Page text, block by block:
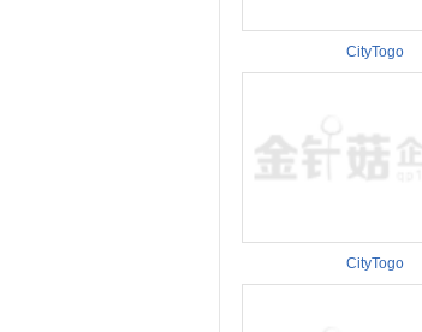
CityTogo
CityTogo